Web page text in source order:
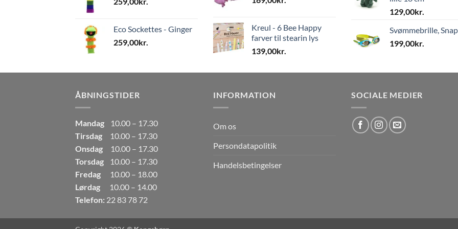
Eco Sockettes - Ginger
259,00kr.
Kreul - 6 Bee Happy
farver til stearin lys
139,00kr.
129,00kr.
Svømmebrille,
199,00kr.
ÅBNINGSTIDER
Mandag
10.00 – 17.30
Tirsdag
10.00 – 17.30
Onsdag
10.00 – 17.30
Torsdag
10.00 – 17.30
Fredag
10.00 – 18.00
Lørdag
10.00 – 14.00
Telefon: 22 83 78 72
INFORMATION
Om os
Persondatapolitik
Handelsbetingelser
SOCIALE MEDIER